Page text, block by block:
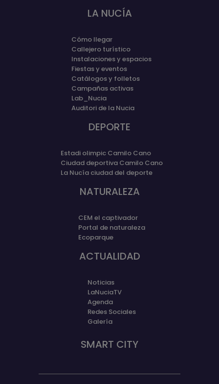
LA NUCÍA
Cómo llegar
Callejero turístico
Instalaciones y espacios
Fiestas y eventos
Catálogos y folletos
Campañas activas
Lab_Nucia
Auditori de la Nucia
DEPORTE
Estadi olimpic Camilo Cano
Ciudad deportiva Camilo Cano
La Nucía ciudad del deporte
NATURALEZA
CEM el captivador
Portal de naturaleza
Ecoparque
ACTUALIDAD
Noticias
LaNuciaTV
Agenda
Redes Sociales
Galería
SMART CITY